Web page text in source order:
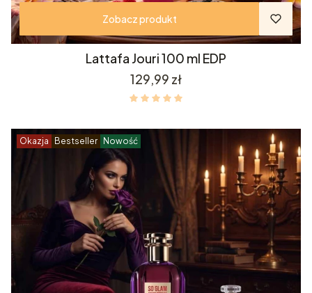
Zobacz produkt
Lattafa Jouri 100 ml EDP
Cena
129,99 zł
Okazja Bestseller Nowość